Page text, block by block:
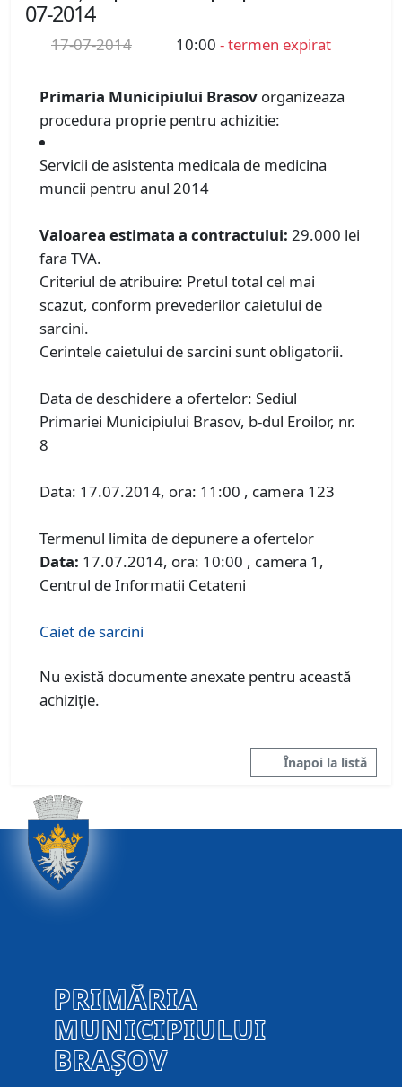
07-2014
17-07-2014 10:00 - termen expirat
Primaria Municipiului Brasov organizeaza
procedura proprie pentru achizitie:
Servicii de asistenta medicala de medicina
muncii pentru anul 2014
Valoarea estimata a contractului: 29.000 lei
fara TVA.
Criteriul de atribuire: Pretul total cel mai
scazut, conform prevederilor caietului de
sarcini.
Cerintele caietului de sarcini sunt obligatorii.
Data de deschidere a ofertelor: Sediul
Primariei Municipiului Brasov, b-dul Eroilor, nr.
8
Data: 17.07.2014, ora: 11:00 , camera 123
Termenul limita de depunere a ofertelor
Data: 17.07.2014, ora: 10:00 , camera 1,
Centrul de Informatii Cetateni
Caiet de sarcini
Nu există documente anexate pentru această
achiziție.
Înapoi la listă
PRIMĂRIA
MUNICIPIULUI
BRAȘOV